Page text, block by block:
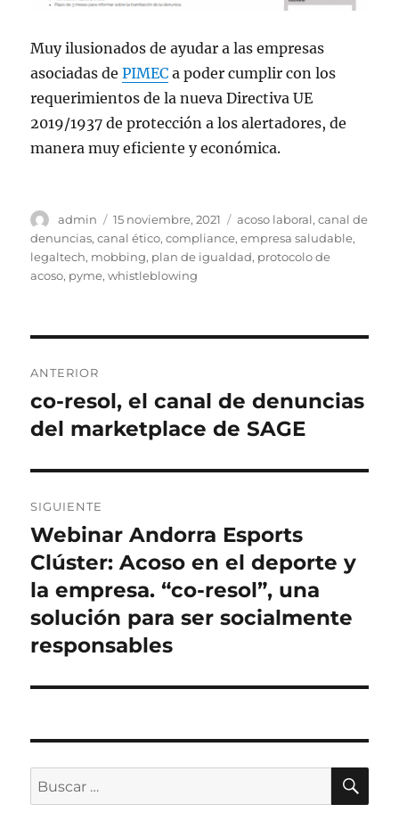
Muy ilusionados de ayudar a las empresas
asociadas dePIMEC a poder cumplir con los
requerimientos de la nueva Directiva UE
2019/1937 de protección a los alertadores, de
manera muy eficiente y económica.
Autor
admin
Publicado
el
15 noviembre, 2021 Etiquetas
acoso laboral,canal de
denuncias,canal ético,compliance,empresa saludable,
legaltech, mobbing, plan de igualdad, protocolo de
acoso, pyme,whistleblowing
de
entradas
ANTERIOR
Entrada
anterior:
co-resol, el canal de denuncias
del marketplace de SAGE
SIGUIENTE
Entrada
siguiente:
Webinar Andorra Esports
Clúster: Acoso en el deporte y
la empresa. “co-resol”, una
solución para ser socialmente
responsables
Buscar
por: